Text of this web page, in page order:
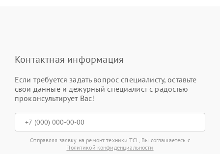
Контактная информация
Если требуется задать вопрос специалисту, оставьте
свои данные и дежурный специалист с радостью
проконсультирует Вас!
Отправляя заявку на ремонт техники TCL, Вы соглашаетесь с
Политикой конфиденциальности